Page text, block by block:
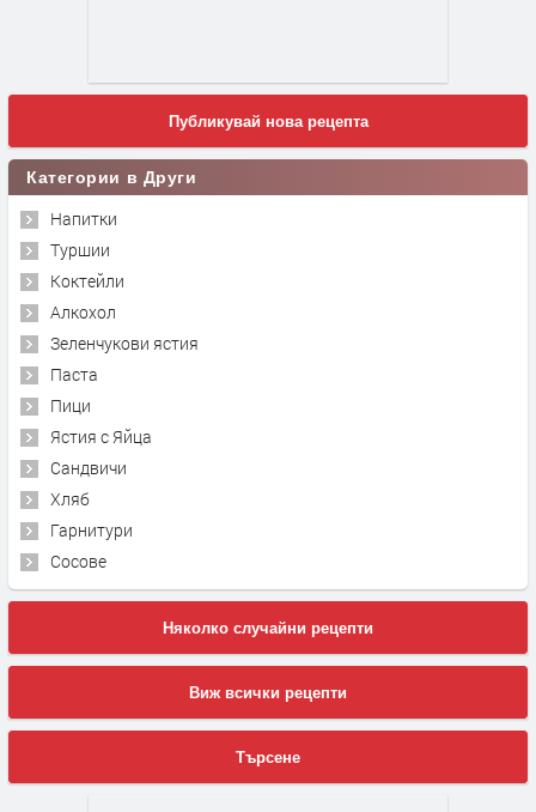
Публикувай нова рецепта
Категории в Други
Напитки
Туршии
Коктейли
Алкохол
Зеленчукови ястия
Паста
Пици
Ястия с Яйца
Сандвичи
Хляб
Гарнитури
Сосове
Няколко случайни рецепти
Виж всички рецепти
Търсене